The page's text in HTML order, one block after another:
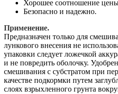
Хорошее соотношение цены
Безопасно и надежно.
Применение.
Предназначен только для
лункового внесения не
упаковки следует ложечкой
и не повредить оболочку.
смешивания с субстратом при
качестве подкормки путем
слоях взрыхленного грунта